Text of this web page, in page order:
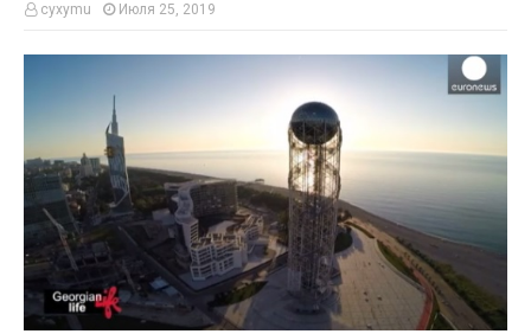
cyxymu Июля 25, 2019